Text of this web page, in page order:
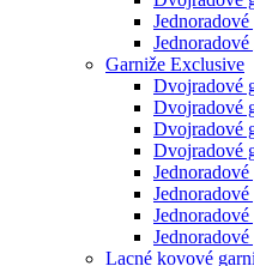
Garniže Exclusive
Dvojradové
Dvojradové
Dvojradové
Dvojradové
Lacné kovové